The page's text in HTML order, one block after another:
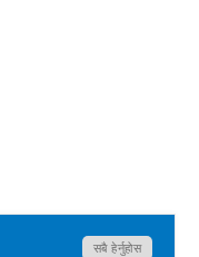
सबै हेर्नुहोस